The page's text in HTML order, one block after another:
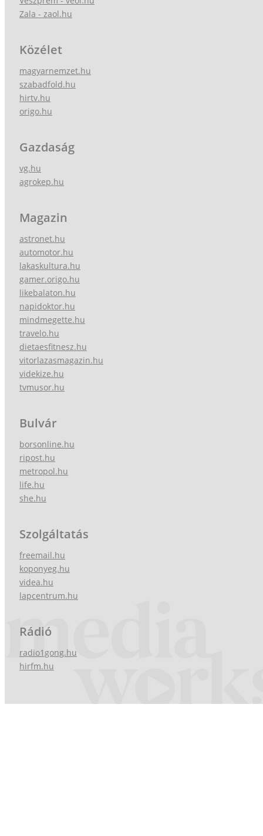
Zala - zaol.hu
Közélet
magyarnemzet.hu
szabadfold.hu
hirtv.hu
origo.hu
Gazdaság
vg.hu
agrokep.hu
Magazin
astronet.hu
automotor.hu
lakaskultura.hu
gamer.origo.hu
likebalaton.hu
napidoktor.hu
mindmegette.hu
travelo.hu
dietaesfitnesz.hu
vitorlazasmagazin.hu
videkize.hu
tvmusor.hu
Bulvár
borsonline.hu
ripost.hu
metropol.hu
life.hu
she.hu
Szolgáltatás
freemail.hu
koponyeg.hu
videa.hu
lapcentrum.hu
Rádió
radio1gong.hu
hirfm.hu